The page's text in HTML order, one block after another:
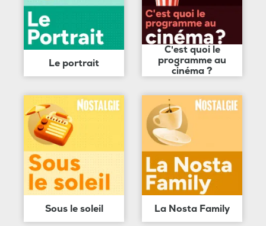
Le portrait
C'est quoi le
programme au
cinéma ?
Sous le soleil La Nosta Family